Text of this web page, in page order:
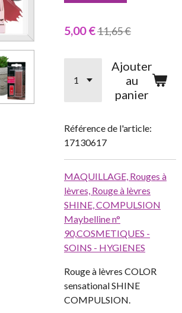
5,00 €11,65 €
Ajouter
au
panier
Référence de l'article:
17130617
MAQUILLAGE, Rouges à
lèvres, Rouge à lèvres
SHINE, COMPULSION
Maybelline n°
90,COSMETIQUES -
SOINS - HYGIENES
Rouge à lèvres COLOR
sensational SHINE
COMPULSION.